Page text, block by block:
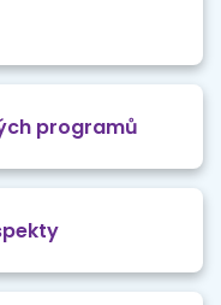
programů